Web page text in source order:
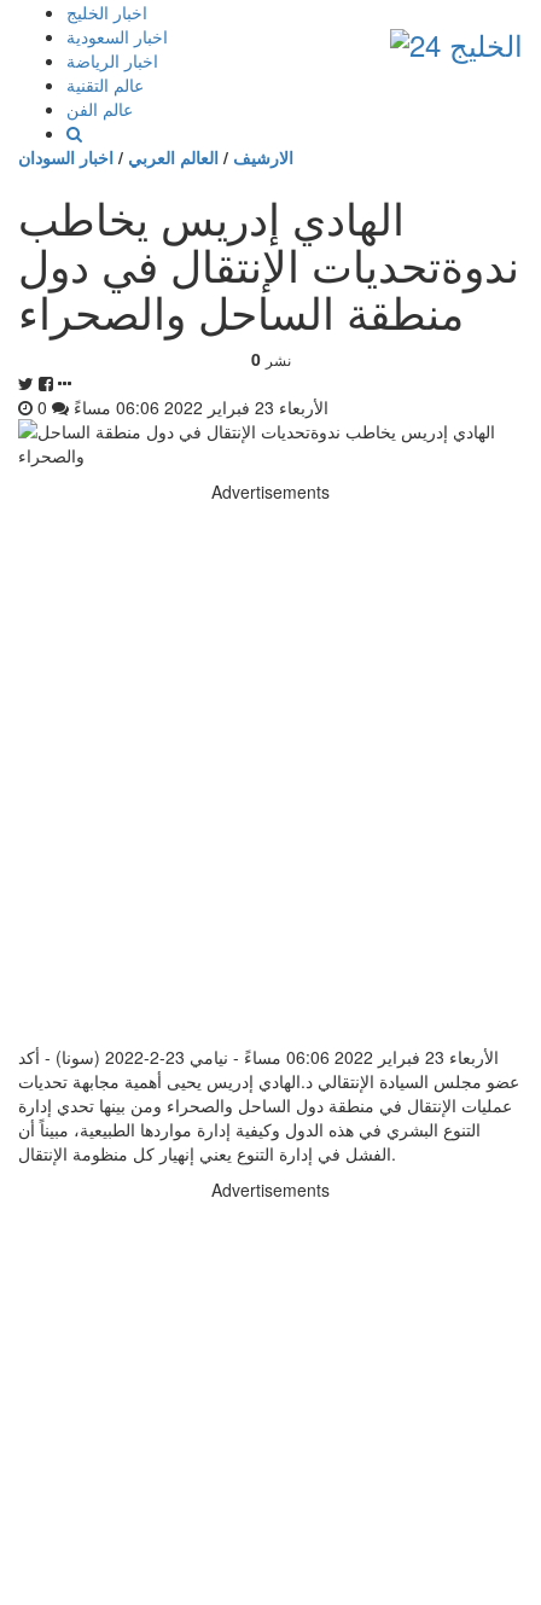
إذهب
المحتوى
اخبار الخليج
اخبار السعودية
اخبار الرياضة
عالم التقنية
عالم الفن
الارشيف / العالم العربي / اخبار السودان
الهادي إدريس يخاطب
ندوةتحديات الإنتقال في دول
منطقة الساحل والصحراء
0 نشر
الأربعاء 23 فبراير 2022 06:06 مساءً
Advertisements
الأربعاء 23 فبراير 2022 06:06 مساءً - نيامي 23-2-2022 (سونا) - أكد
عضو مجلس السيادة الإنتقالي د.الهادي إدريس يحيى أهمية مجابهة تحديات
عمليات الإنتقال في منطقة دول الساحل والصحراء ومن بينها تحدي إدارة
التنوع البشري في هذه الدول وكيفية إدارة مواردها الطبيعية، مبيناً أن
الفشل في إدارة التنوع يعني إنهيار كل منظومة الإنتقال.
Advertisements